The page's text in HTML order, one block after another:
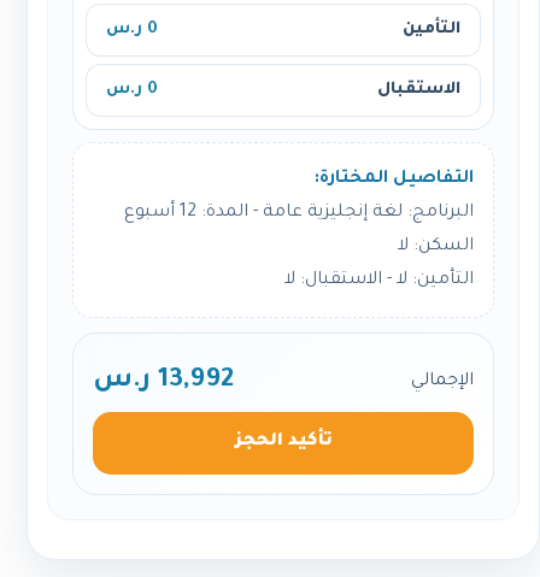
التأمين 0 ر.س
الاستقبال 0 ر.س
التفاصيل المختارة:
البرنامج: لغة إنجليزية عامة - المدة: 12 أسبوع
السكن: لا
التأمين: لا - الاستقبال: لا
الإجمالي 13,992 ر.س
تأكيد الحجز